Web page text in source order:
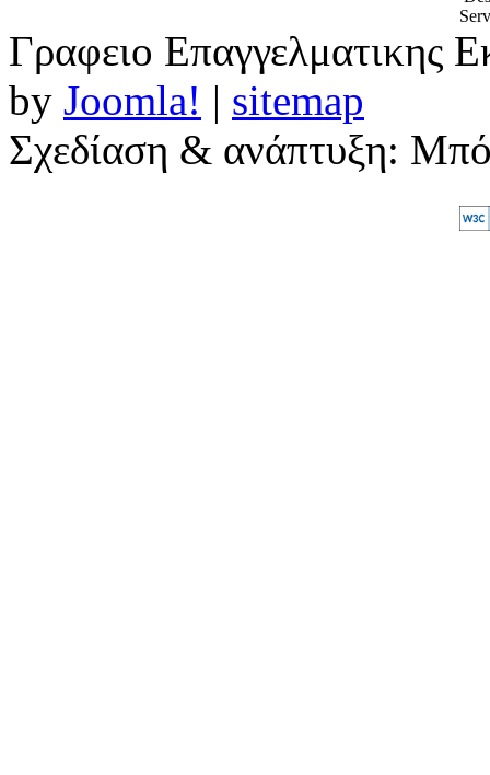
Γραφειο Επαγγελματικης
by Joomla! | sitemap
Σχεδίαση & ανάπτυξη: